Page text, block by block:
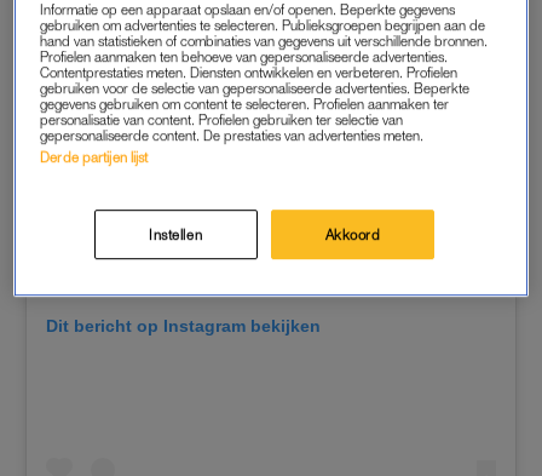
Dit bericht op Instagram bekijken
Informatie op een apparaat opslaan en/of openen. Beperkte gegevens
gebruiken om advertenties te selecteren. Publieksgroepen begrijpen aan de
hand van statistieken of combinaties van gegevens uit verschillende bronnen.
Profielen aanmaken ten behoeve van gepersonaliseerde advertenties.
Contentprestaties meten. Diensten ontwikkelen en verbeteren. Profielen
gebruiken voor de selectie van gepersonaliseerde advertenties. Beperkte
gegevens gebruiken om content te selecteren. Profielen aanmaken ter
personalisatie van content. Profielen gebruiken ter selectie van
gepersonaliseerde content. De prestaties van advertenties meten.
Derde partijen lijst
Instellen Akkoord